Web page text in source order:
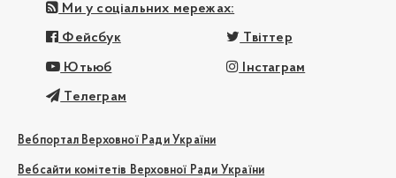
Ми у соціальних мережах:
Фейсбук Твіттер
Ютьюб Інстаграм
Телеграм
Вебпортал Верховної Ради України
Вебсайти комітетів Верховної Ради України